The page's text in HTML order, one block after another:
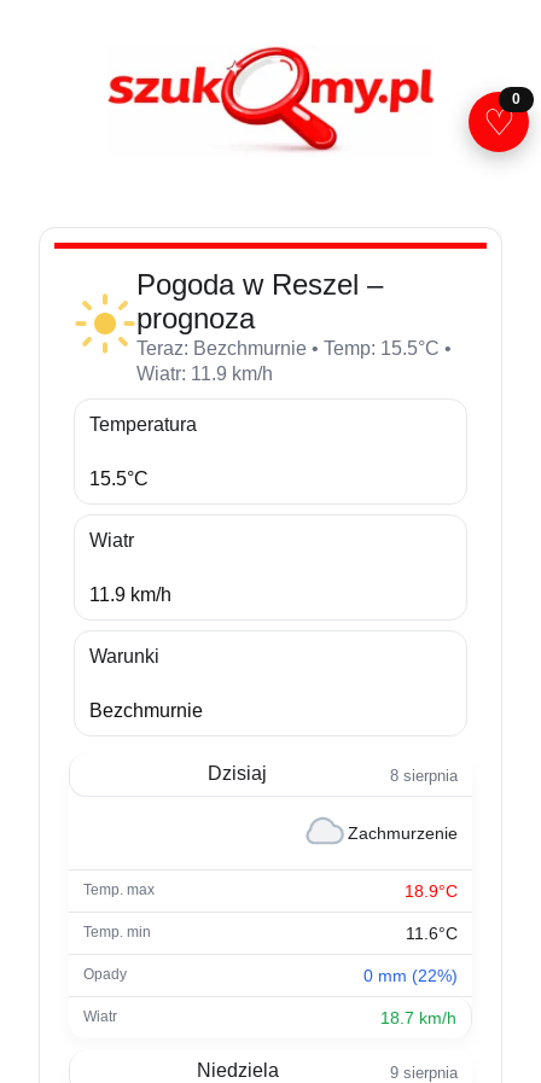
Pogoda w Reszel –
prognoza
Teraz: Bezchmurnie • Temp: 15.5°C •
Wiatr: 11.9 km/h
Temperatura
15.5°C
Wiatr
11.9 km/h
Warunki
Bezchmurnie
Dzisiaj 8 sierpnia
Zachmurzenie
18.9°C
11.6°C
0 mm (22%)
18.7 km/h
Niedziela 9 sierpnia
♡
0